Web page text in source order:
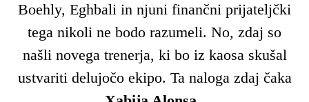
Boehly, Eghbali in njuni finančni prijateljčki
tega nikoli ne bodo razumeli. No, zdaj so
našli novega trenerja, ki bo iz kaosa skušal
ustvariti delujočo ekipo. Ta naloga zdaj čaka